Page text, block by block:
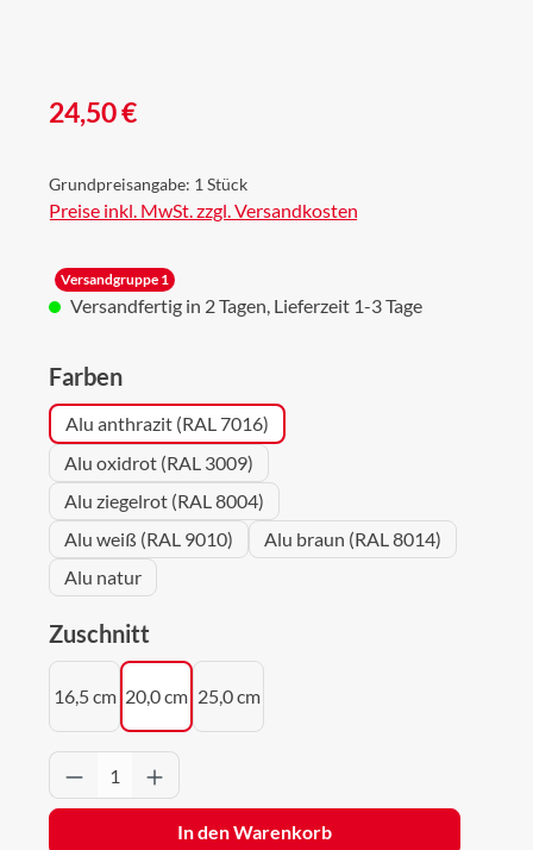
Regulärer Preis:
24,50 €
Grundpreisangabe: 1 Stück
Preise inkl. MwSt. zzgl. Versandkosten
Versandgruppe 1
Versandfertig in 2 Tagen, Lieferzeit 1-3 Tage
Farbenauswählen
Alu anthrazit (RAL 7016)
Alu oxidrot (RAL 3009)
Alu ziegelrot (RAL 8004)
Alu weiß (RAL 9010)
Alu braun (RAL 8014)
Alu natur
Zuschnitt
16,5 cm 20,0 cm 25,0 cm
Produkt Anzahl: Gib den gewünschten
In den Warenkorb